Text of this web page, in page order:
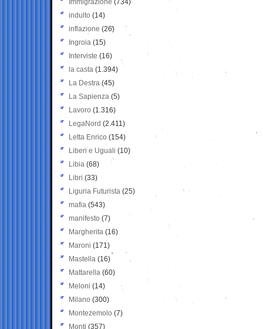
Immigrazione (734)
indulto (14)
inflazione (26)
Ingroia (15)
Interviste (16)
la casta (1.394)
La Destra (45)
La Sapienza (5)
Lavoro (1.316)
LegaNord (2.411)
Letta Enrico (154)
Liberi e Uguali (10)
Libia (68)
Libri (33)
Liguria Futurista (25)
mafia (543)
manifesto (7)
Margherita (16)
Maroni (171)
Mastella (16)
Mattarella (60)
Meloni (14)
Milano (300)
Montezemolo (7)
Monti (357)